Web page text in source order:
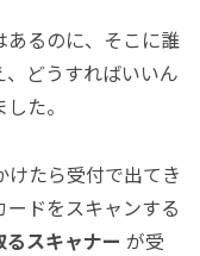
あるのに、そこに誰
どうすればいいん
た。
たら受付で出てき
ドをスキャンする
るスキャナー が受